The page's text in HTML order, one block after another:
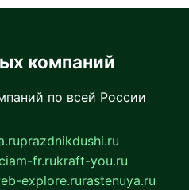
компаний
по всей России
prazdnikdushi.ru
fr.rukraft-you.ru
explore.rurastenuya.ru